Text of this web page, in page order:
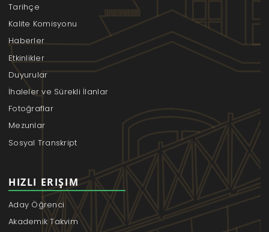
Tarihçe
Kalite Komisyonu
Haberler
Etkinlikler
Duyurular
İhaleler ve Sürekli İlanlar
Fotoğraflar
Mezunlar
Sosyal Transkript
HIZLI ERIŞIM
Aday Öğrenci
Akademik Takvim